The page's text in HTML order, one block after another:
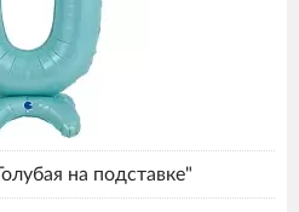
на подставке"